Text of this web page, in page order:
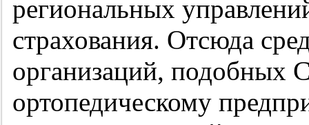
региональных
страхования. Отсюда
организаций, подобных
ортопедическому